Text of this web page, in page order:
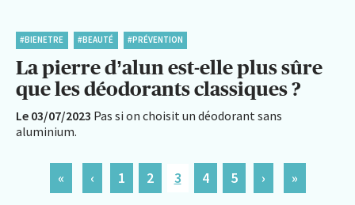
#BIENETRE #BEAUTÉ #PRÉVENTION
La pierre d’alun est-elle plus sûre
que les déodorants classiques ?
Le 03/07/2023 Pas si on choisit un déodorant sans
aluminium.
« ‹ 1 2 3 4 5 › »